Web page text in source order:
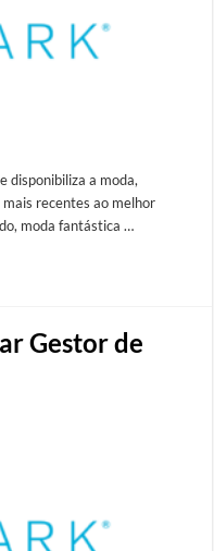
disponibiliza a moda,
recentes ao melhor
moda fantástica …
Gestor de